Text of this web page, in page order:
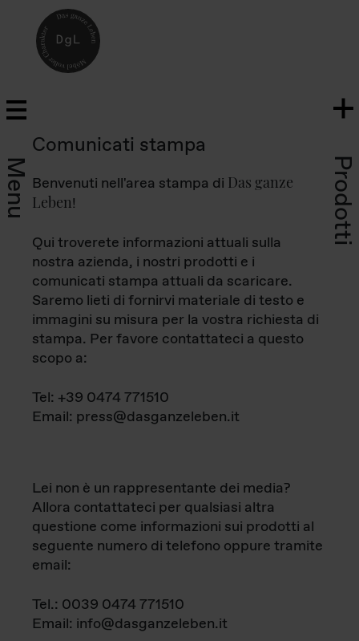
Menu Prodotti
Comunicati stampa
Benvenuti nell'area stampa di Das ganze
Leben!
Qui troverete informazioni attuali sulla
nostra azienda, i nostri prodotti e i
comunicati stampa attuali da scaricare.
Saremo lieti di fornirvi materiale di testo e
immagini su misura per la vostra richiesta di
stampa. Per favore contattateci a questo
scopo a:
Tel: +39 0474 771510
Email: press@dasganzeleben.it
Lei non è un rappresentante dei media?
Allora contattateci per qualsiasi altra
questione come informazioni sui prodotti al
seguente numero di telefono oppure tramite
email:
Tel.: 0039 0474 771510
Email: info@dasganzeleben.it